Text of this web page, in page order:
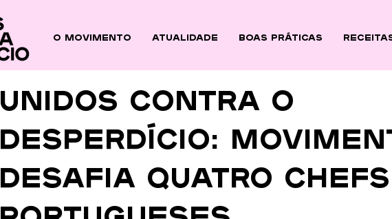
O Movimento ATUALIDADE BOAS PRÁTICAS
Unidos Contra o
Desperdício:
desafia quatro Chefs